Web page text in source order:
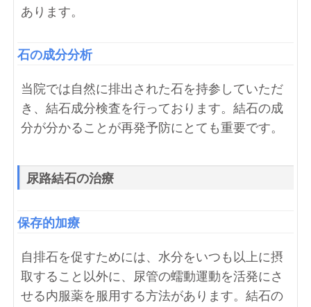
あります。
石の成分分析
当院では自然に排出された石を持参していただ
き、結石成分検査を行っております。結石の成
分が分かることが再発予防にとても重要です。
尿路結石の治療
保存的加療
自排石を促すためには、水分をいつも以上に摂
取すること以外に、尿管の蠕動運動を活発にさ
せる内服薬を服用する方法があります。結石の